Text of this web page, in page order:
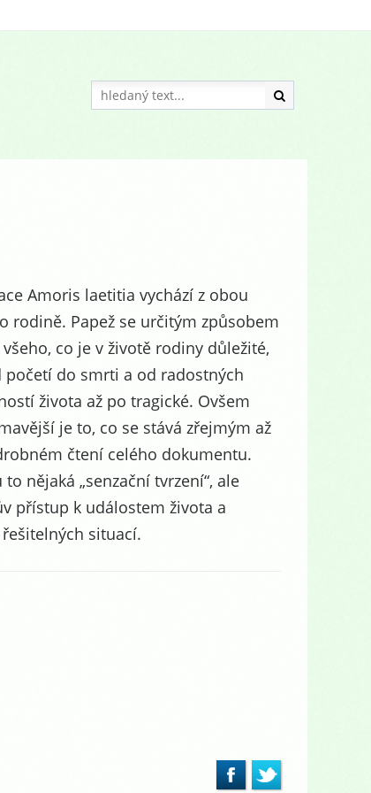
Amoris laetitia vychází z obou
rodině. Papež se určitým způsobem
co je v životě rodiny důležité,
početí do smrti a od radostných
života až po tragické. Ovšem
je to, co se stává zřejmým až
čtení celého dokumentu.
to nějaká „senzační tvrzení“, ale
přístup k událostem života a
situací.